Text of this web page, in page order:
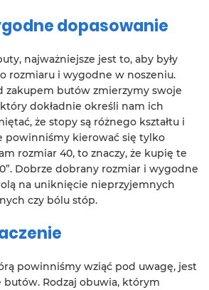
dopasowanie
najważniejsze jest to, aby były
rozmiaru i wygodne w noszeniu.
zakupem butów zmierzymy swoje
dokładnie określi nam ich
że stopy są różnego kształtu i
powinniśmy kierować się tylko
rozmiar 40, to znaczy, że kupię te
Dobrze dobrany rozmiar i wygodne
na uniknięcie nieprzyjemnych
czy bólu stóp.
powinniśmy wziąć pod uwagę, jest
butów. Rodzaj obuwia, którym